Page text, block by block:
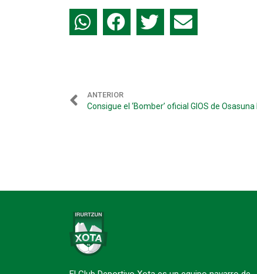
ANTERIOR
Consigue el ‘Bomber’ oficial GIOS de